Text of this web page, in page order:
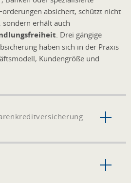
absichert, schützt nicht
erhält auch
. Drei gängige
haben sich in der Praxis
Kundengröße und